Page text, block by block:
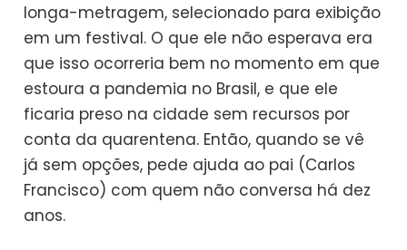
longa-metragem, selecionado para exibição
em um festival. O que ele não esperava era
que isso ocorreria bem no momento em que
estoura a pandemia no Brasil, e que ele
ficaria preso na cidade sem recursos por
conta da quarentena. Então, quando se vê
já sem opções, pede ajuda ao pai (Carlos
Francisco) com quem não conversa há dez
anos.